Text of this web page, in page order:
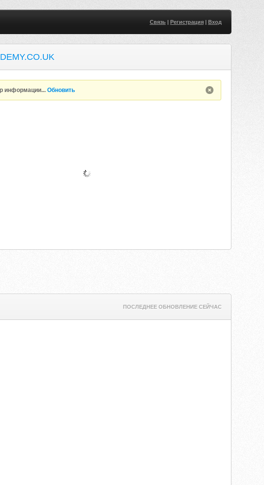
Связь| Регистрация| Вход
информации...Обновить
ПОСЛЕДНЕЕ ОБНОВЛЕНИЕ СЕЙЧАС